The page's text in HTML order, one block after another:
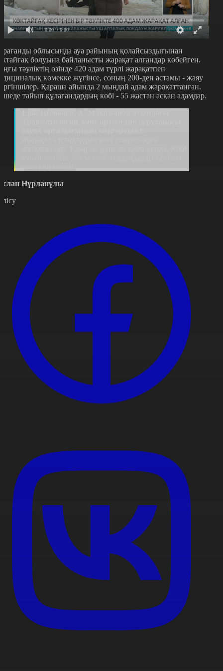
0:00 / 0:00
облысында ауа райының қолайсыздығынан
болуына байланысты жарақат алғандар көбейген.
тәуліктің өзінде 420 адам түрлі жарақатпен
көмекке жүгінсе, соның 200-ден астамы - жаяу
Қараша айында 2 мыңдай адам жарақаттанған.
тайып құлағандардың көбі - 55 жастан асқан адамдар.
Нұрланұлы